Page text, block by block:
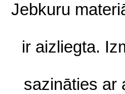
Jebkuru
ir aizliegta.
sazināties ar